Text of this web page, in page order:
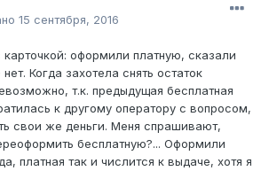
15 сентября, 2016
оформили платную, сказали
Когда захотела снять остаток
т.к. предыдущая бесплатная
к другому оператору с вопросом,
свои же деньги. Меня спрашивают,
бесплатную?... Оформили
платная так и числится к выдаче, хотя я